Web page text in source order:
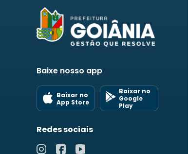
Baixe nosso app
Baixar no
App Store
Baixar no
Google
Play
Redes sociais